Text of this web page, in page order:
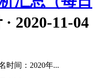
2020-11-04
时间：2020年...